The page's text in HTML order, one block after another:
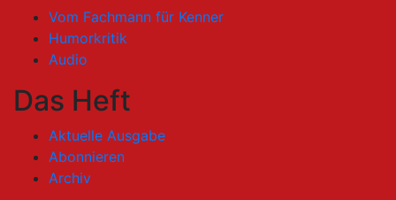
Vom Fachmann für Kenner
Humorkritik
Audio
Das Heft
Aktuelle Ausgabe
Abonnieren
Archiv